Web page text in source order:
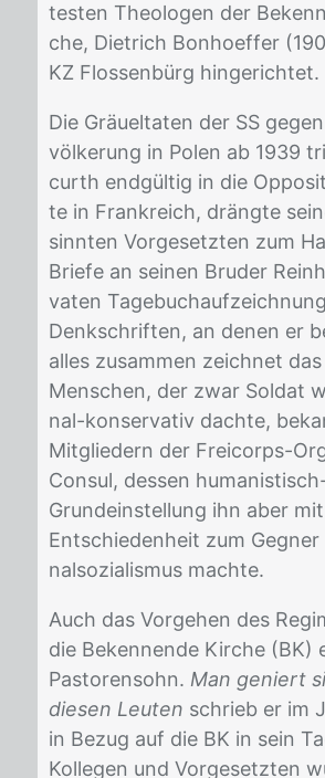
tes­ten Theo­lo­gen der
che, Diet­rich Bon­hoef­fer
KZ Flos­sen­bürg hin­ge­rich­tet.
Die Gräu­el­ta­ten der SS
völ­ke­rung in Po­len ab 1939
curth end­gül­tig in die
te in Frank­reich, dräng­te
sinn­ten Vor­ge­setz­ten zum
Brie­fe an sei­nen Bru­der
va­ten
Denk­schrif­ten, an de­nen er
al­les zu­sam­men zeich­net
Men­schen, der zwar Sol­dat
nal-kon­ser­va­tiv dach­te,
Mit­glie­dern der Frei­corps-
Con­sul, des­sen
Grund­ein­stel­lung ihn aber
Ent­schie­den­heit zum
nal­so­zia­lis­mus mach­te.
Auch das Vor­ge­hen des
die Be­ken­nen­de Kir­che (BK)
Pas­to­ren­sohn. Man geniert
diesen Leuten schrieb er im
in Be­zug auf die BK in sein
Kol­le­gen und Vor­ge­setz­ten